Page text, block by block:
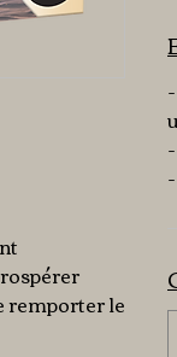
remporter le